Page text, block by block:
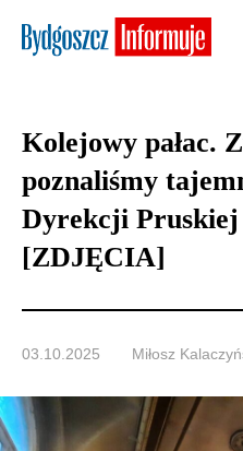
Kolejowy pałac.
poznaliśmy
Dyrekcji Pruskiej
[ZDJĘCIA]
03.10.2025 Miłosz